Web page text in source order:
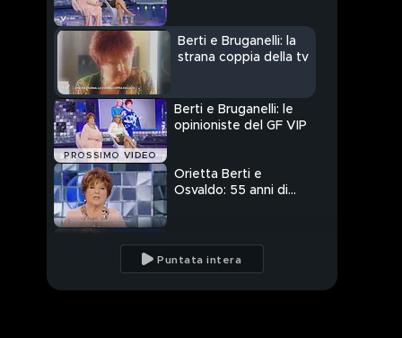
Berti e Bruganelli: la
strana coppia della tv
PROSSIMO VIDEO
Berti e Bruganelli: le
opinioniste del GF VIP
Orietta Berti e
Osvaldo: 55 anni di
rapporto con Paolo"
Puntata intera